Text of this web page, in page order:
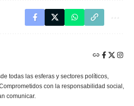
todas las esferas y sectores políticos,
con la responsabilidad social,
comunicar.